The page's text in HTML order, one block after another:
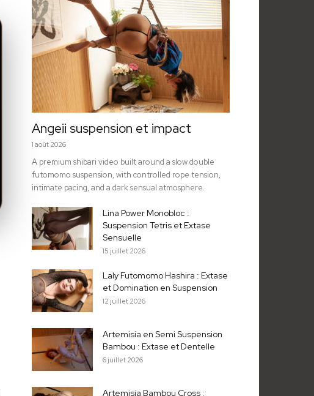
Angeii suspension et impact
1 août 2026
A premium shibari video built around a slow double
futomomo suspension, with controlled rope tension,
intimate pacing, and a dark sensual atmosphere.
Lina Power Monobloc :
Suspension Tetris et Extase
Sensuelle
15 juillet 2026
Laly Futomomo Hashira : Extase
et Domination en Suspension
12 juillet 2026
Artemisia en Semi Suspension
Bambou : Extase et Dentelle
6 juillet 2026
Artemisia Bambou Cross :